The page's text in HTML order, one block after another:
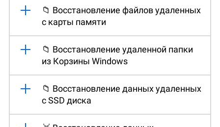
📁 Восстановление файлов удаленных
с карты памяти
📁 Восстановление удаленной папки
из Корзины Windows
📁 Восстановление данных удаленных
с SSD диска